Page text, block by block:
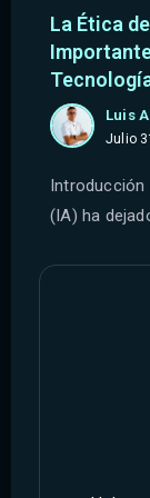
La Ética
Luis
Julio
Introducción
(IA) ha